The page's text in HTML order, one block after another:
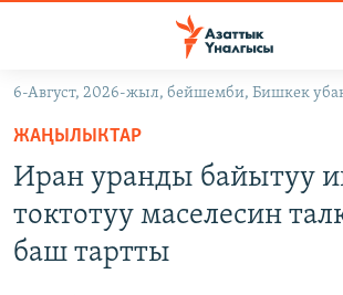
Навигацияга
өтүңүз
Издөөгө
салыңызКЫРГЫЗСТАН
ДҮЙНӨ
УКРАИНА
6-Август, 2026-жыл, бейшемби, Бишкек
ЖАҢЫЛЫКТАР
Иран уранды байытуу
токтотуу маселесин
баш тартты